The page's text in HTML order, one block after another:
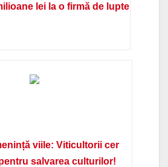
lei la o firmă de lupte
viile: Viticultorii cer
salvarea culturilor!